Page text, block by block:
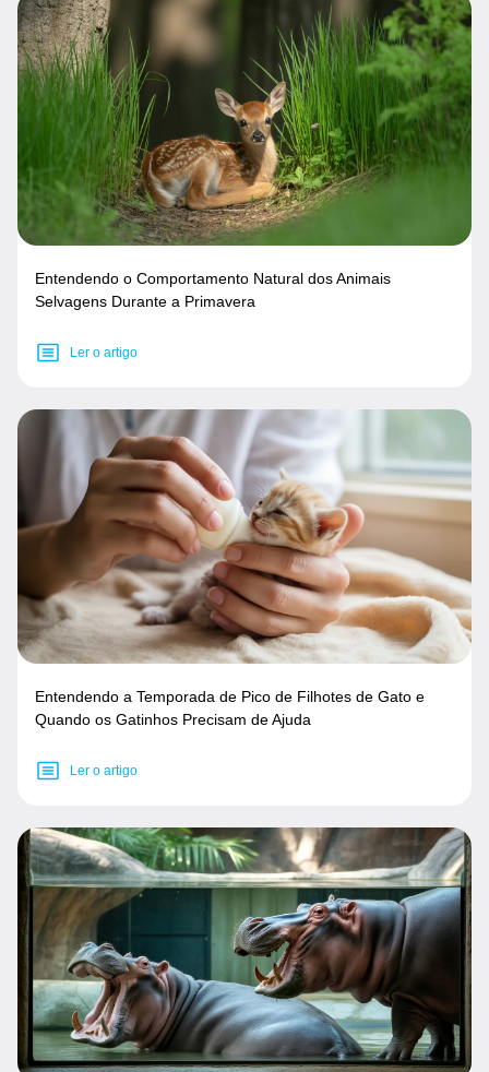
Entendendo o Comportamento Natural dos Animais
Selvagens Durante a Primavera
Ler o artigo
Entendendo a Temporada de Pico de Filhotes de Gato e
Quando os Gatinhos Precisam de Ajuda
Ler o artigo